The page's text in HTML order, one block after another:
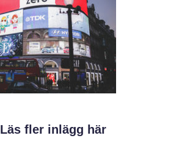
Läs fler inlägg här